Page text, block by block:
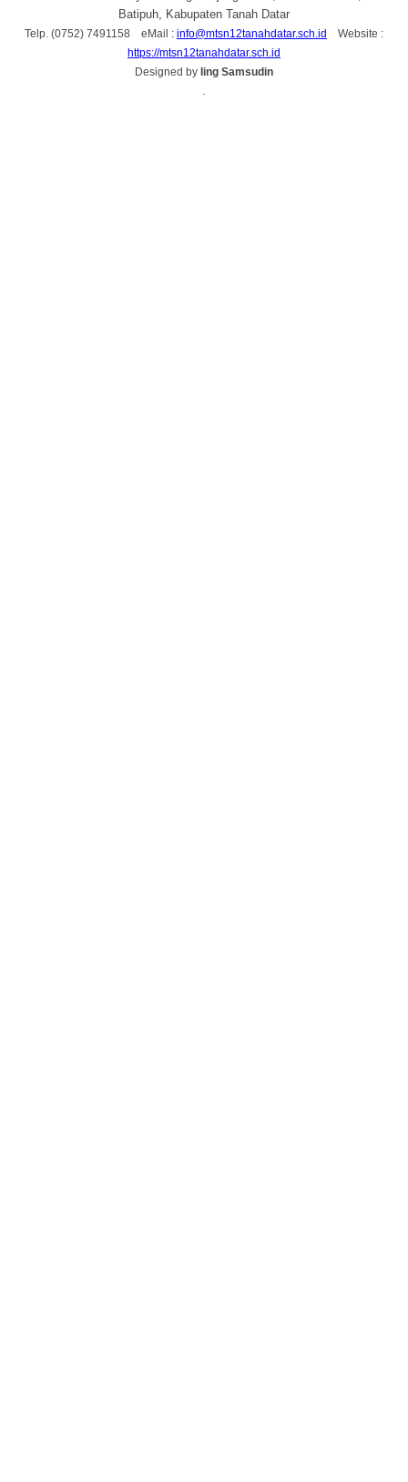
Batipuh, Kabupaten Tanah Datar
Telp. (0752) 7491158 eMail : info@mtsn12tanahdatar.sch.id
Website :
https://mtsn12tanahdatar.sch.id
Designed by Iing Samsudin